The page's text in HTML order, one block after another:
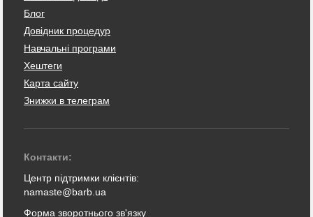
Блог
Довідник процедур
Навчальні програми
Хештеги
Карта сайту
Знижки в телеграм
Контакти:
Центр підтримки клієнтів:
namaste@barb.ua
Форма зворотнього зв'язку